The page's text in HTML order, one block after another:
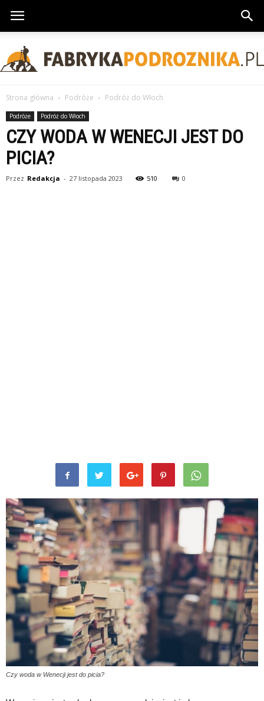
FabrykaPodroznika.pl
Strona główna Podróże Podróż do Włoch
Podróże Podróż do Włoch
CZY WODA W WENECJI JEST DO
PICIA?
Przez Redakcja - 27 listopada 2023 510 0
Czy woda w Wenecji jest do picia?